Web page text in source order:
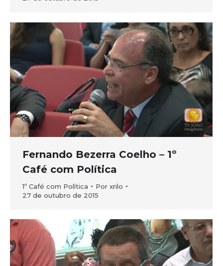
Fernando Bezerra Coelho – 1º
Café com Política
1º Café com Política Por xrilo
27 de outubro de 2015